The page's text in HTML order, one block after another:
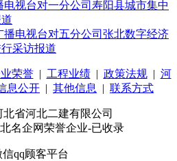
视台对一分公司寿阳县城市集中
播电视台对五分公司张北数字经济
采访报道
荣誉| 工程业绩| 政策法规| 河
息公开 | 其他信息 | 联系方式
北省河北二建有限公司
名企网荣誉企业-已收录
信qq顾客平台